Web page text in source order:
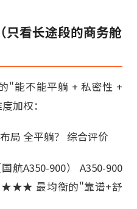
只看长途段的商务舱
"能不能平躺 + 私密性 +
加权：
局 全平躺？ 综合评价
航A350-900） A350-900
最均衡的"靠谱+舒